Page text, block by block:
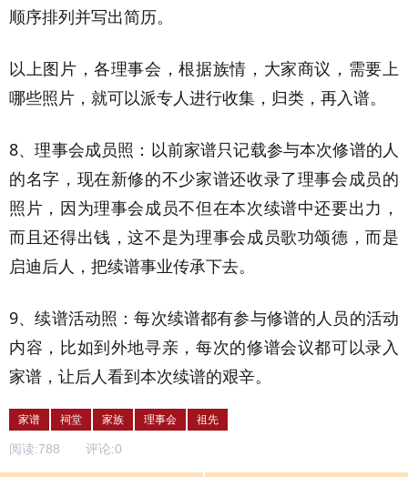
顺序排列并写出简历。
以上图片，各理事会，根据族情，大家商议，需要上
哪些照片，就可以派专人进行收集，归类，再入谱。
8、理事会成员照：以前家谱只记载参与本次修谱的人
的名字，现在新修的不少家谱还收录了理事会成员的
照片，因为理事会成员不但在本次续谱中还要出力，
而且还得出钱，这不是为理事会成员歌功颂德，而是
启迪后人，把续谱事业传承下去。
9、续谱活动照：每次续谱都有参与修谱的人员的活动
内容，比如到外地寻亲，每次的修谱会议都可以录入
家谱，让后人看到本次续谱的艰辛。
家谱 祠堂 家族 理事会 祖先
阅读:788 评论:0